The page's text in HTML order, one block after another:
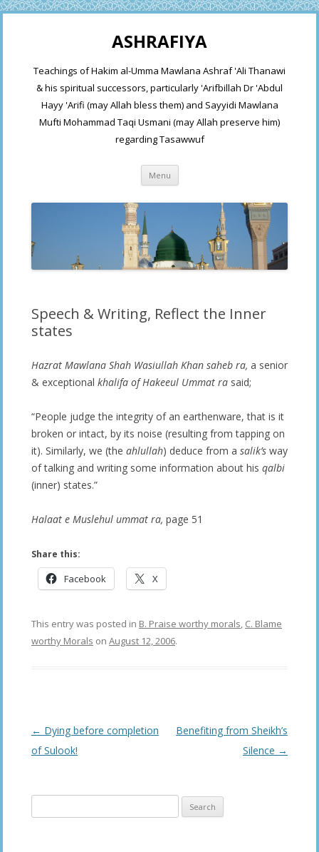
ASHRAFIYA
Teachings of Hakim al-Umma Mawlana Ashraf 'Ali Thanawi
& his spiritual successors, particularly 'Arifbillah Dr 'Abdul
Hayy 'Arifi (may Allah bless them) and Sayyidi Mawlana
Mufti Mohammad Taqi Usmani (may Allah preserve him)
regarding Tasawwuf
Menu Skip
content
Speech & Writing, Reflect the Inner
states
Hazrat Mawlana Shah Wasiullah Khan saheb ra, a senior
& exceptional khalifa of Hakeeul Ummat ra said;
“People judge the integrity of an earthenware, that is it
broken or intact, by its noise (resulting from tapping on
it). Similarly, we (the ahlullah) deduce from a salik’s way
of talking and writing some information about his qalbi
(inner) states.”
Halaat e Muslehul ummat ra, page 51
Share this:
Facebook X
This entry was posted in B. Praise worthy morals, C. Blame
worthy Morals on August 12, 2006.
Post
navigation
← Dying before completion
of Sulook!
Benefiting from Sheikh’s
Silence →
for: